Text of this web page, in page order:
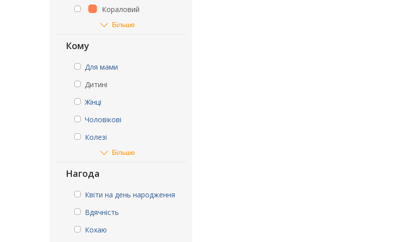
Кораловий
Більше
Кому
Для мами
Дитині
Жінці
Чоловікові
Колезі
Більше
Нагода
Квіти на день народження
Вдячність
Кохаю